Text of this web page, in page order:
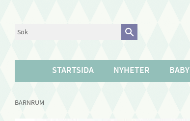
STARTSIDA NYHETER BABY
BARNRUM